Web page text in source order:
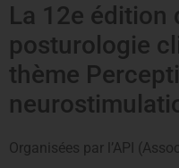
La 12e édition
posturologie
thème
Organisées par l’API